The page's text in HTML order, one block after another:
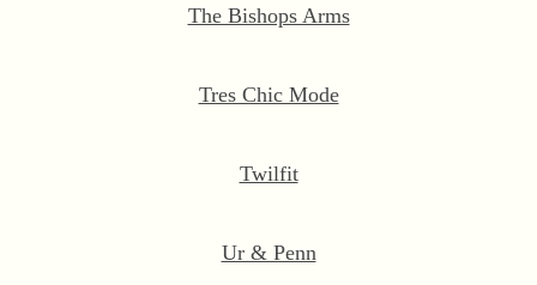
The Bishops Arms
Tres Chic Mode
Twilfit
Ur & Penn